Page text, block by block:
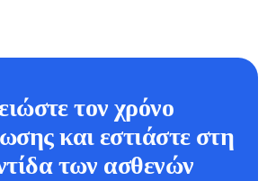
τον χρόνο
και εστιάστε στη
των ασθενών